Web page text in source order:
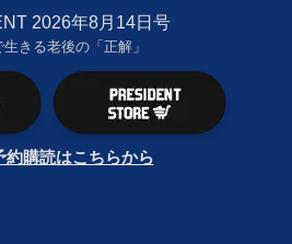
2026年8月14日号
きる老後の「正解」
約購読はこちらから